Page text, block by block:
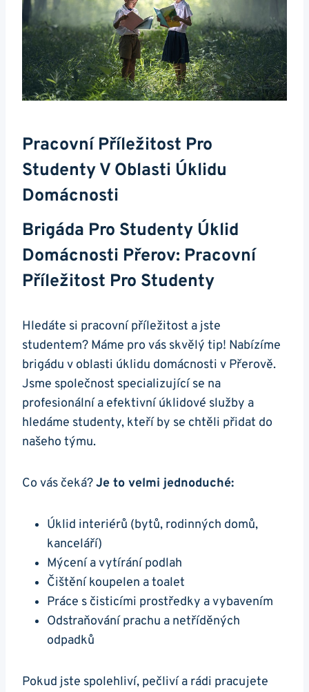
Pracovní Příležitost Pro
Studenty V Oblasti Úklidu
Domácnosti
Brigáda Pro Studenty Úklid
Domácnosti Přerov: Pracovní
Příležitost Pro Studenty
Hledáte si pracovní příležitost a jste
studentem? Máme pro vás skvělý tip! Nabízíme
brigádu v oblasti úklidu domácnosti v Přerově.
Jsme společnost specializující se na
profesionální a efektivní úklidové služby a
hledáme studenty, kteří by se chtěli přidat do
našeho týmu.
Co vás čeká?Je to velmi jednoduché:
Úklid interiérů (bytů, rodinných domů,
kanceláří)
Mýcení a vytírání podlah
Čištění koupelen a toalet
Práce s čisticími prostředky a vybavením
Odstraňování prachu a netříděných
odpadků
Pokud jste spolehliví, pečliví a rádi pracujete